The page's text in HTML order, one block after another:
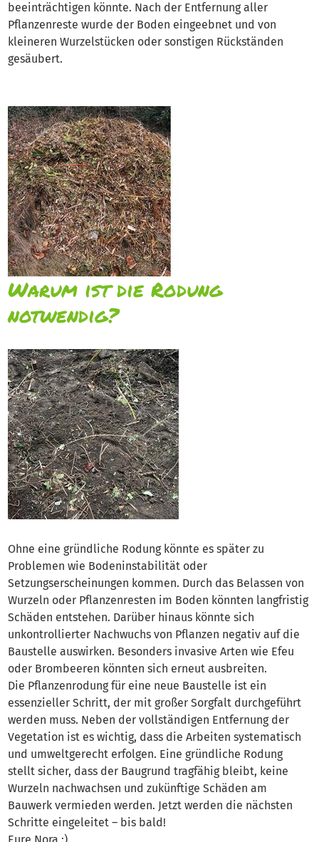
beeinträchtigen könnte. Nach der Entfernung aller
Pflanzenreste wurde der Boden eingeebnet und von
kleineren Wurzelstücken oder sonstigen Rückständen
gesäubert.
Warum ist die Rodung
notwendig?
Ohne eine gründliche Rodung könnte es später zu
Problemen wie Bodeninstabilität oder
Setzungserscheinungen kommen. Durch das Belassen von
Wurzeln oder Pflanzenresten im Boden könnten langfristig
Schäden entstehen. Darüber hinaus könnte sich
unkontrollierter Nachwuchs von Pflanzen negativ auf die
Baustelle auswirken. Besonders invasive Arten wie Efeu
oder Brombeeren könnten sich erneut ausbreiten.
Die Pflanzenrodung für eine neue Baustelle ist ein
essenzieller Schritt, der mit großer Sorgfalt durchgeführt
werden muss. Neben der vollständigen Entfernung der
Vegetation ist es wichtig, dass die Arbeiten systematisch
und umweltgerecht erfolgen. Eine gründliche Rodung
stellt sicher, dass der Baugrund tragfähig bleibt, keine
Wurzeln nachwachsen und zukünftige Schäden am
Bauwerk vermieden werden. Jetzt werden die nächsten
Schritte eingeleitet – bis bald!